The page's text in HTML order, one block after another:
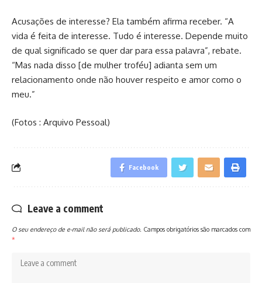
Acusações de interesse? Ela também afirma receber. “A
vida é feita de interesse. Tudo é interesse. Depende muito
de qual significado se quer dar para essa palavra”, rebate.
“Mas nada disso [de mulher troféu] adianta sem um
relacionamento onde não houver respeito e amor como o
meu.”
(Fotos : Arquivo Pessoal)
Facebook
Leave a comment
O seu endereço de e-mail não será publicado. Campos obrigatórios são marcados com
*